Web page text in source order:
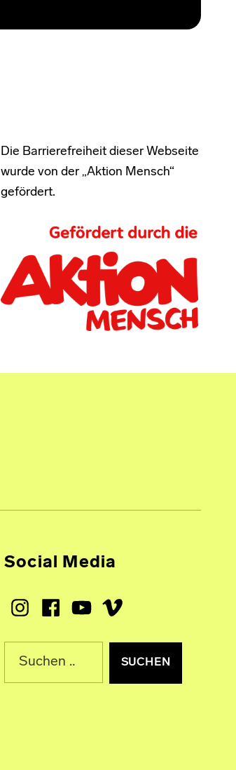
Die Barrierefreiheit dieser Webseite
wurde von der „Aktion Mensch“
gefördert.
Social Media
InstagramFacebookYoutubeVimeo
Suche nach: